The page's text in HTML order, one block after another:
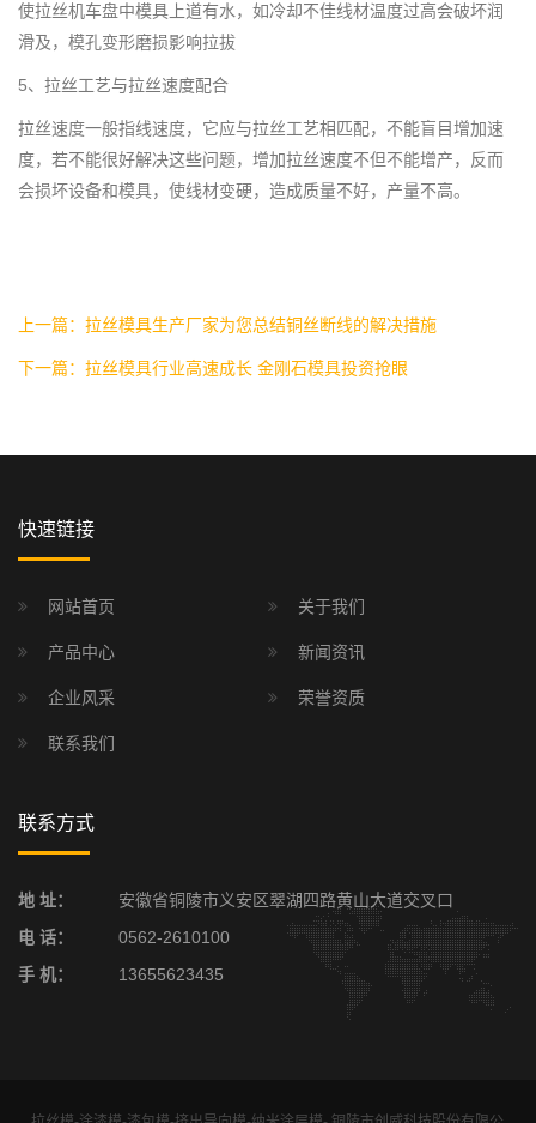
使拉丝机车盘中模具上道有水，如冷却不佳线材温度过高会破坏润
滑及，模孔变形磨损影响拉拔
5、拉丝工艺与拉丝速度配合
拉丝速度一般指线速度，它应与拉丝工艺相匹配，不能盲目增加速
度，若不能很好解决这些问题，增加拉丝速度不但不能增产，反而
会损坏设备和模具，使线材变硬，造成质量不好，产量不高。
上一篇：拉丝模具生产厂家为您总结铜丝断线的解决措施
下一篇：拉丝模具行业高速成长 金刚石模具投资抢眼
快速链接
网站首页 关于我们
产品中心 新闻资讯
企业风采 荣誉资质
联系我们
联系方式
地 址：
安徽省铜陵市义安区翠湖四路黄山大道交叉口
电 话：
0562-2610100
手 机：
13655623435